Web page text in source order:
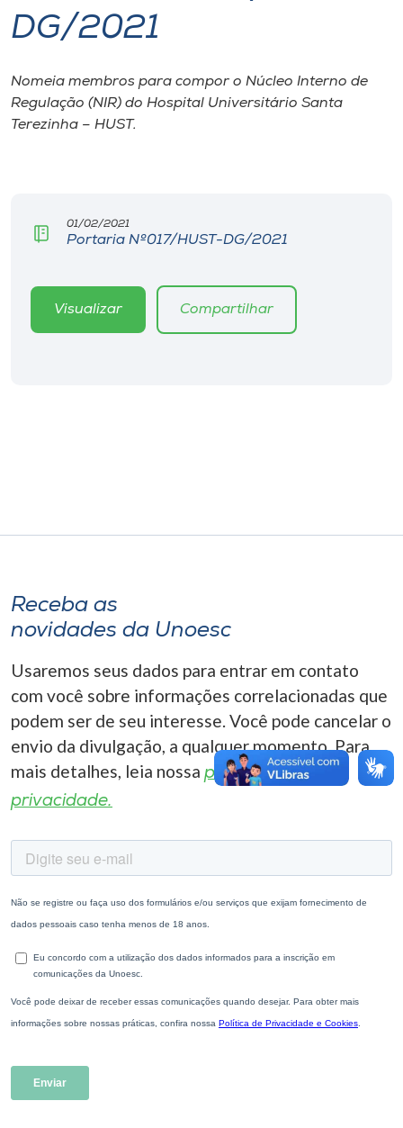
I.nova
Diplomados
Editora
A+
DG/2021
Nomeia membros para compor o Núcleo Interno de
Regulação (NIR) do Hospital Universitário Santa
Terezinha – HUST.
01/02/2021
Portaria Nº017/HUST-DG/2021
Visualizar Compartilhar
Receba as
novidades da Unoesc
Usaremos seus dados para entrar em contato
com você sobre informações correlacionadas que
podem ser de seu interesse. Você pode cancelar o
envio da divulgação, a qualquer momento. Para
mais detalhes, leia nossa política de
privacidade.